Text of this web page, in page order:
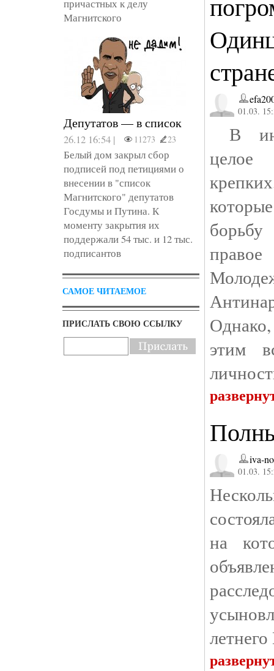
причастных к делу
Магнитского
Депутатов — в список
26.12 16:54 | 11273 23
Белый дом закрыл сбор
подписей под петициями о
внесении в "список
Магнитского" депутатов
Госдумы и Путина. К
моменту закрытия их
поддержали 54 тыс. и 12 тыс.
подписантов
САМОЕ ЧИТАЕМОЕ
ПРИСЛАТЬ СВОЮ ССЫЛКУ
01.03.
В
целое
Однако,
этим
iva-
01.03.
на